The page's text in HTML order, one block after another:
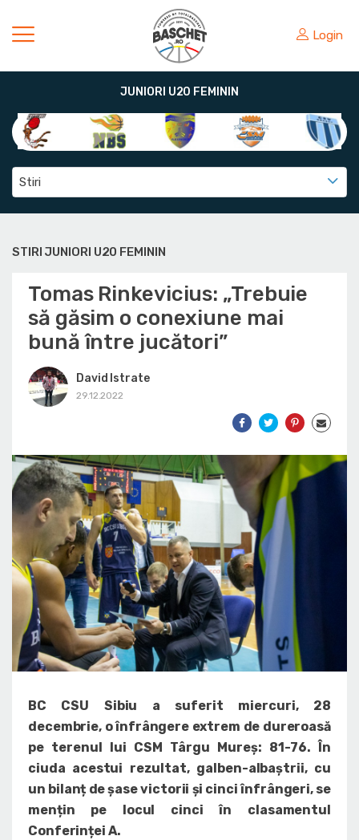
Login
JUNIORI U20 FEMININ
Stiri
STIRI JUNIORI U20 FEMININ
Tomas Rinkevicius: „Trebuie
să găsim o conexiune mai
bună între jucători”
David Istrate
29.12.2022
BC CSU Sibiu a suferit miercuri, 28
decembrie, o înfrângere extrem de dureroasă
pe terenul lui CSM Târgu Mureș: 81-76. În
ciuda acestui rezultat, galben-albaștrii, cu
un bilanț de șase victorii și cinci înfrângeri, se
mențin pe locul cinci în clasamentul
Conferinței A.